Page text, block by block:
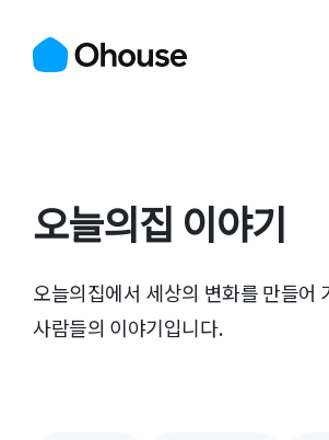
오늘의집 이야기
오늘의집에서 세상의 변화를 만들어
사람들의 이야기입니다.